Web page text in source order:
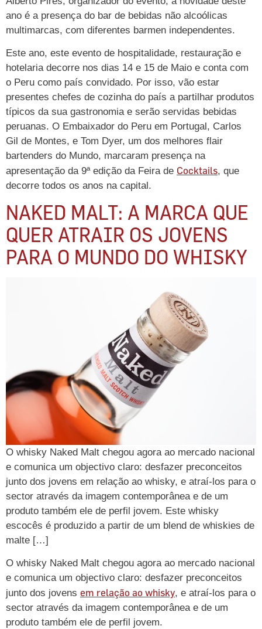
ano é a presença do bar de bebidas não alcoólicas
multimarcas, com diferentes barmen independentes.
Este ano, este evento de hospitalidade, restauração e
hotelaria decorre nos dias 14 e 15 de Maio e conta com
o Peru como país convidado. Por isso, vão estar
presentes chefes de cozinha do país a partilhar produtos
típicos da sua gastronomia e serão servidas bebidas
peruanas. O Embaixador do Peru em Portugal, Carlos
Gil de Montes, e Tom Dyer, um dos melhores flair
bartenders do Mundo, marcaram presença na
apresentação da 9ª edição da Feira de Cocktails, que
decorre todos os anos na capital.
NAKED MALT: A MARCA QUE
QUER ATRAIR OS JOVENS
PARA O MUNDO DO WHISKY
O whisky Naked Malt chegou agora ao mercado nacional
e comunica um objectivo claro: desfazer preconceitos
junto dos jovens em relação ao whisky, e atraí-los para o
sector através da imagem contemporânea e de um
produto também ele de perfil jovem. Este whisky
escocês é produzido a partir de um blend de whiskies de
malte […]
O whisky Naked Malt chegou agora ao mercado nacional
e comunica um objectivo claro: desfazer preconceitos
junto dos jovens em relação ao whisky, e atraí-los para o
sector através da imagem contemporânea e de um
produto também ele de perfil jovem.